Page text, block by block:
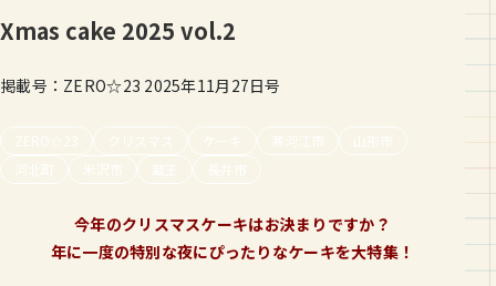
Xmas cake 2025 vol.2
掲載号：ZERO☆23 2025年11月27日号
ZERO☆23 クリスマス ケーキ 寒河江市
山形市
河北町
米沢市 蔵王 長井市
今年のクリスマスケーキはお決まりですか？
年に一度の特別な夜にぴったりなケーキを大特集！